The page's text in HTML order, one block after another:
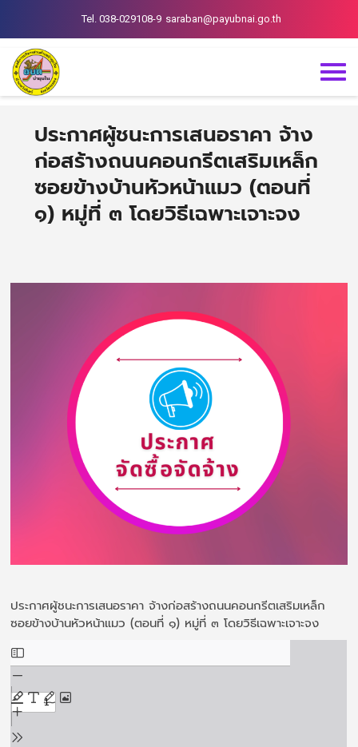
Tel. 038-029108-9 saraban@payubnai.go.th
ประกาศผู้ชนะการเสนอราคา จ้าง
ก่อสร้างถนนคอนกรีตเสริมเหล็ก
ซอยข้างบ้านหัวหน้าแมว (ตอนที่
๑) หมู่ที่ ๓ โดยวิธีเฉพาะเจาะจง
ประกาศผู้ชนะการเสนอราคา จ้างก่อสร้างถนนคอนกรีตเสริมเหล็ก
ซอยข้างบ้านหัวหน้าแมว (ตอนที่ ๑) หมู่ที่ ๓ โดยวิธีเฉพาะเจาะจง